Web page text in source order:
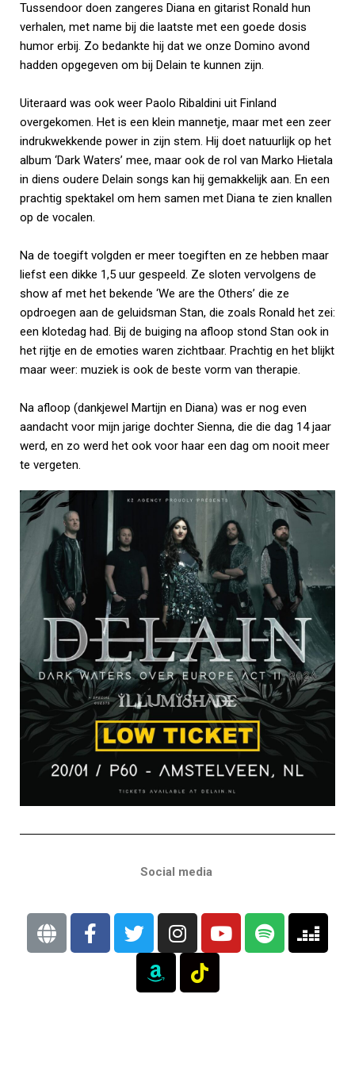
Tussendoor doen zangeres Diana en gitarist Ronald hun
verhalen, met name bij die laatste met een goede dosis
humor erbij. Zo bedankte hij dat we onze Domino avond
hadden opgegeven om bij Delain te kunnen zijn.
Uiteraard was ook weer Paolo Ribaldini uit Finland
overgekomen. Het is een klein mannetje, maar met een zeer
indrukwekkende power in zijn stem. Hij doet natuurlijk op het
album ‘Dark Waters’ mee, maar ook de rol van Marko Hietala
in diens oudere Delain songs kan hij gemakkelijk aan. En een
prachtig spektakel om hem samen met Diana te zien knallen
op de vocalen.
Na de toegift volgden er meer toegiften en ze hebben maar
liefst een dikke 1,5 uur gespeeld. Ze sloten vervolgens de
show af met het bekende ‘We are the Others’ die ze
opdroegen aan de geluidsman Stan, die zoals Ronald het zei:
een klotedag had. Bij de buiging na afloop stond Stan ook in
het rijtje en de emoties waren zichtbaar. Prachtig en het blijkt
maar weer: muziek is ook de beste vorm van therapie.
Na afloop (dankjewel Martijn en Diana) was er nog even
aandacht voor mijn jarige dochter Sienna, die die dag 14 jaar
werd, en zo werd het ook voor haar een dag om nooit meer
te vergeten.
Social media